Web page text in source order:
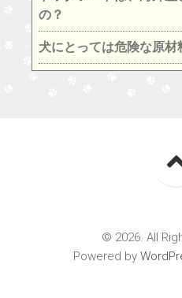
の？
犬にとっては危険な原材
© 2026. All
Powered by